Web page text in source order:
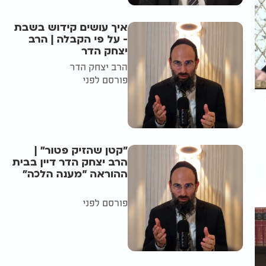
איך עושים קידוש בשבת
- על פי הקבלה | הרב
יצחק הדר
הרב יצחק הדר
פורסם לפני
"קטן שהזיק פטור" |
הרב יצחק הדר דיין בבית
ההוראה "מענה הלכה"
פורסם לפני